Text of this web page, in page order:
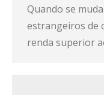
Quando se
estrangeiros de
renda superior